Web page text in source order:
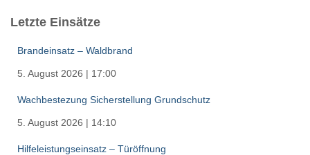
Letzte Einsätze
Brandeinsatz – Waldbrand
5. August 2026 | 17:00
Wachbestezung Sicherstellung Grundschutz
5. August 2026 | 14:10
Hilfeleistungseinsatz – Türöffnung